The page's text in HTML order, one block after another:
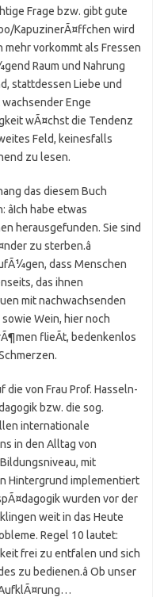
Frage bzw. gibt gute
KapuzinerÃ¤ffchen wird
vorkommt als Fressen
Raum und Nahrung
stattdessen Liebe und
wachsender Enge
wÃ¤chst die Tendenz
Feld, keinesfalls
zu lesen.
das diesem Buch
habe etwas
herausgefunden. Sie sind
zu sterben.â
dass Menschen
das ihnen
mit nachwachsenden
Wein, hier noch
flieÃt, bedenkenlos
die von Frau Prof. Hasseln-
bzw. die sog.
internationale
in den Alltag von
mit
Hintergrund implementiert
wurden vor der
weit in das Heute
Regel 10 lautet:
frei zu entfalen und sich
zu bedienen.â Ob unser